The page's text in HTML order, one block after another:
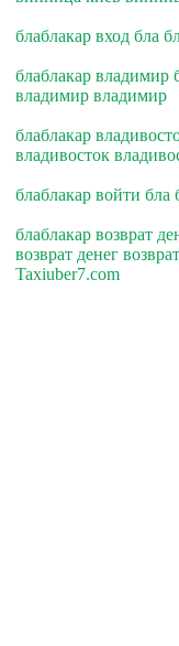
блаблакар вход бла
блаблакар владимир
владимир владимир
блаблакар
владивосток
блаблакар войти
блаблакар возврат
возврат денег
Taxiuber7.com